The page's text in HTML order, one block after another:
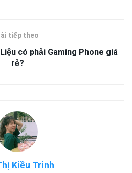
tiếp theo
có phải Gaming Phone giá
rẻ?
Kiều Trinh